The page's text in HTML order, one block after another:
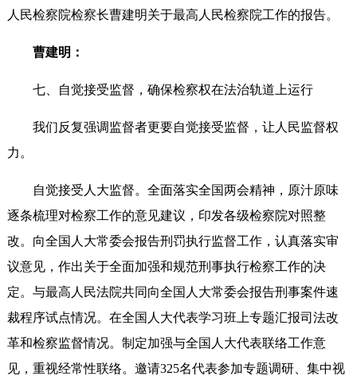
人民检察院检察长曹建明关于最高人民检察院工作的报告。
曹建明：
七、自觉接受监督，确保检察权在法治轨道上运行
我们反复强调监督者更要自觉接受监督，让人民监督权
力。
自觉接受人大监督。全面落实全国两会精神，原汁原味
逐条梳理对检察工作的意见建议，印发各级检察院对照整
改。向全国人大常委会报告刑罚执行监督工作，认真落实审
议意见，作出关于全面加强和规范刑事执行检察工作的决
定。与最高人民法院共同向全国人大常委会报告刑事案件速
裁程序试点情况。在全国人大代表学习班上专题汇报司法改
革和检察监督情况。制定加强与全国人大代表联络工作意
见，重视经常性联络。邀请325名代表参加专题调研、集中视